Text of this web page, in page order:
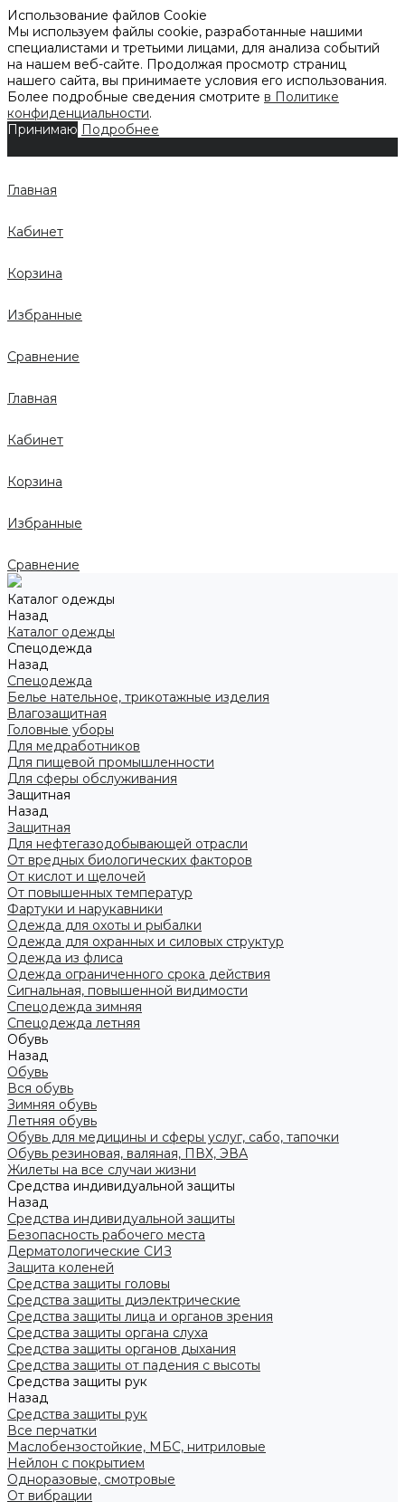
Использование файлов Cookie
Мы используем файлы cookie, разработанные нашими
специалистами и третьими лицами, для анализа событий
на нашем веб-сайте. Продолжая просмотр страниц
нашего сайта, вы принимаете условия его использования.
Более подробные сведения смотрите в Политике
конфиденциальности.
Принимаю Подробнее
Главная
Кабинет
Корзина
Избранные
Сравнение
Главная
Кабинет
Корзина
Избранные
Сравнение
Каталог одежды
Назад
Каталог одежды
Спецодежда
Назад
Спецодежда
Белье нательное, трикотажные изделия
Влагозащитная
Головные уборы
Для медработников
Для пищевой промышленности
Для сферы обслуживания
Защитная
Назад
Защитная
Для нефтегазодобывающей отрасли
От вредных биологических факторов
От кислот и щелочей
От повышенных температур
Фартуки и нарукавники
Одежда для охоты и рыбалки
Одежда для охранных и силовых структур
Одежда из флиса
Одежда ограниченного срока действия
Сигнальная, повышенной видимости
Спецодежда зимняя
Спецодежда летняя
Обувь
Назад
Обувь
Вся обувь
Зимняя обувь
Летняя обувь
Обувь для медицины и сферы услуг, сабо, тапочки
Обувь резиновая, валяная, ПВХ, ЭВА
Жилеты на все случаи жизни
Средства индивидуальной защиты
Назад
Средства индивидуальной защиты
Безопасность рабочего места
Дерматологические СИЗ
Защита коленей
Средства защиты головы
Средства защиты диэлектрические
Средства защиты лица и органов зрения
Средства защиты органа слуха
Средства защиты органов дыхания
Средства защиты от падения с высоты
Средства защиты рук
Назад
Средства защиты рук
Все перчатки
Маслобензостойкие, МБС, нитриловые
Нейлон с покрытием
Одноразовые, смотровые
От вибрации